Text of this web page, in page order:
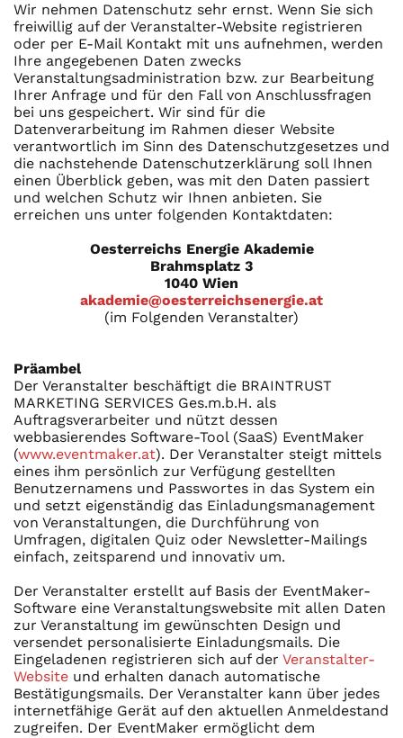
Wir nehmen Datenschutz sehr ernst. Wenn Sie sich
freiwillig auf der Veranstalter-Website registrieren
oder per E-Mail Kontakt mit uns aufnehmen, werden
Ihre angegebenen Daten zwecks
Veranstaltungsadministration bzw. zur Bearbeitung
Ihrer Anfrage und für den Fall von Anschlussfragen
bei uns gespeichert. Wir sind für die
Datenverarbeitung im Rahmen dieser Website
verantwortlich im Sinn des Datenschutzgesetzes und
die nachstehende Datenschutzerklärung soll Ihnen
einen Überblick geben, was mit den Daten passiert
und welchen Schutz wir Ihnen anbieten. Sie
erreichen uns unter folgenden Kontaktdaten:
Oesterreichs Energie Akademie
Brahmsplatz 3
1040 Wien
akademie@oesterreichsenergie.at
(im Folgenden Veranstalter)
Präambel
Der Veranstalter beschäftigt die BRAINTRUST
MARKETING SERVICES Ges.m.b.H. als
Auftragsverarbeiter und nützt dessen
webbasierendes Software-Tool (SaaS) EventMaker
(www.eventmaker.at). Der Veranstalter steigt mittels
eines ihm persönlich zur Verfügung gestellten
Benutzernamens und Passwortes in das System ein
und setzt eigenständig das Einladungsmanagement
von Veranstaltungen, die Durchführung von
Umfragen, digitalen Quiz oder Newsletter-Mailings
einfach, zeitsparend und innovativ um.
Der Veranstalter erstellt auf Basis der EventMaker-
Software eine Veranstaltungswebsite mit allen Daten
zur Veranstaltung im gewünschten Design und
versendet personalisierte Einladungsmails. Die
Eingeladenen registrieren sich auf der Veranstalter-
Website und erhalten danach automatische
Bestätigungsmails. Der Veranstalter kann über jedes
internetfähige Gerät auf den aktuellen Anmeldestand
zugreifen. Der EventMaker ermöglicht dem